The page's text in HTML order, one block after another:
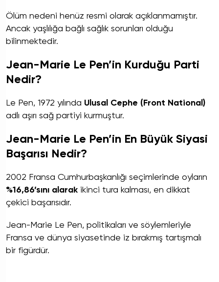
Ölüm nedeni henüz resmi olarak açıklanmamıştır.
Ancak yaşlılığa bağlı sağlık sorunları olduğu
bilinmektedir.
Jean-Marie Le Pen’in Kurduğu Parti
Nedir?
Le Pen, 1972 yılında Ulusal Cephe (Front National)
adlı aşırı sağ partiyi kurmuştur.
Jean-Marie Le Pen’in En Büyük Siyasi
Başarısı Nedir?
2002 Fransa Cumhurbaşkanlığı seçimlerinde oyların
%16,86’sını alarak ikinci tura kalması, en dikkat
çekici başarısıdır.
Jean-Marie Le Pen, politikaları ve söylemleriyle
Fransa ve dünya siyasetinde iz bırakmış tartışmalı
bir figürdür.